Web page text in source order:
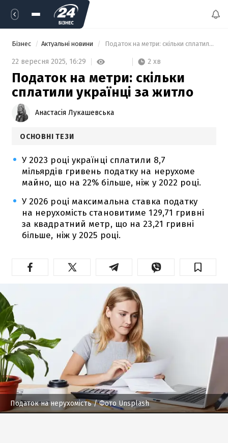
Бізнес Актуальні новини Податок на метри: скільки сплатили українці за житло
22 вересня 2025, 16:29 2 хв
Податок на метри: скільки
сплатили українці за житло
Анастасія Лукашевська
ОСНОВНІ ТЕЗИ
У 2023 році українці сплатили 8,7
мільярдів гривень податку на нерухоме
майно, що на 22% більше, ніж у 2022 році.
У 2026 році максимальна ставка податку
на нерухомість становитиме 129,71 гривні
за квадратний метр, що на 23,21 гривні
більше, ніж у 2025 році.
Податок на нерухомість/ Фото Unsplash